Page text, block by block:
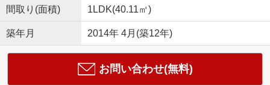
間取り(面積) 1LDK(40.11㎡)
築年月 2014年 4月(築12年)
お問い合わせ(無料)